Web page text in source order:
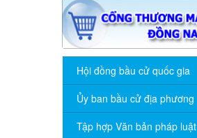
Hội đồng bầu cử quốc gia
Ủy ban bầu cử địa phương
Tập hợp Văn bản pháp luật